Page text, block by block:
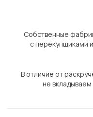
Собственные
с перекупщиками
В отличие от
не вкладываем